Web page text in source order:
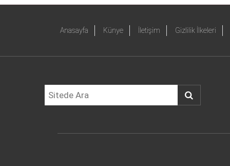
Anasayfa Künye İletişim Gizlilik İlkeleri